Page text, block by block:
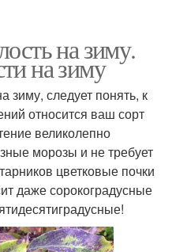
на зиму.
на зиму
зиму, следует понять, к
относится ваш сорт
великолепно
морозы и не требует
цветковые почки
даже сорокоградусные